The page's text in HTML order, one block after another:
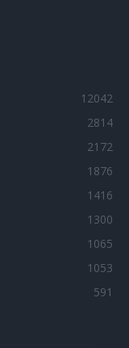
12042
2814
2172
1876
1416
1300
1065
1053
591